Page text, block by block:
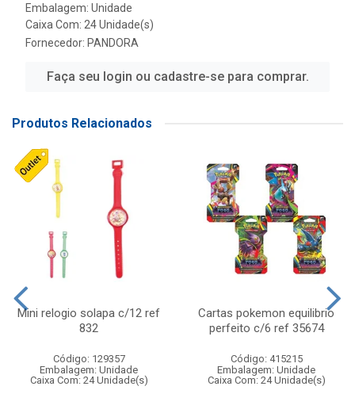
Embalagem: Unidade
Caixa Com: 24 Unidade(s)
Fornecedor: PANDORA
Faça seu login ou cadastre-se para comprar.
Produtos Relacionados
Mini relogio solapa c/12 ref
832
Código: 129357
Embalagem: Unidade
Caixa Com: 24 Unidade(s)
Cartas pokemon equilibrio
perfeito c/6 ref 35674
Código: 415215
Embalagem: Unidade
Caixa Com: 24 Unidade(s)